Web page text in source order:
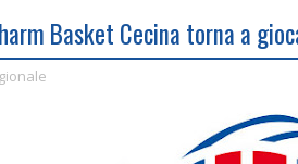
Basket Cecina torna a